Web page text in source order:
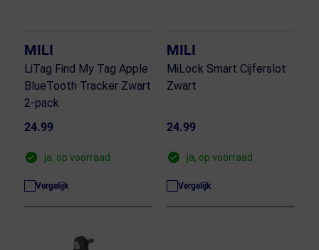
MILI
LiTag Find My Tag Apple
BlueTooth Tracker Zwart
2-pack
24.99
ja, op voorraad
Vergelijk
MILI
MiLock Smart Cijferslot
Zwart
24.99
ja, op voorraad
Vergelijk